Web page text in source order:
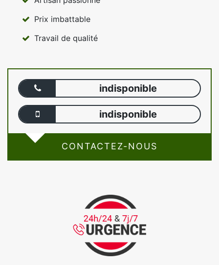
Prix imbattable
Travail de qualité
indisponible
indisponible
CONTACTEZ-NOUS